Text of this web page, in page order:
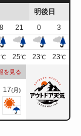
明後日
21 0
3
℃ 25℃ 23℃ 23℃
を見る
17(月)